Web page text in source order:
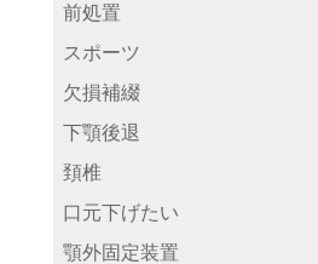
前処置
スポーツ
欠損補綴
下顎後退
頚椎
口元下げたい
顎外固定装置